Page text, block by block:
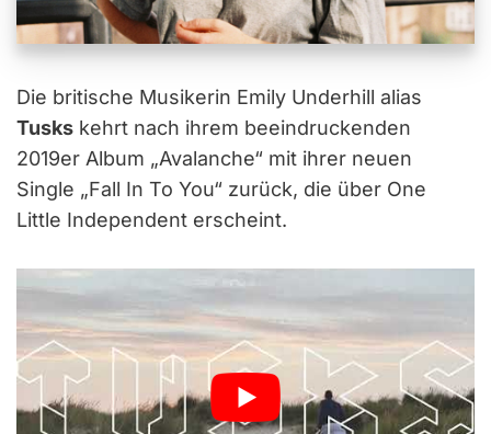
Die britische Musikerin Emily Underhill alias
Tusks kehrt nach ihrem beeindruckenden
2019er Album „Avalanche“ mit ihrer neuen
Single „Fall In To You“ zurück, die über One
Little Independent erscheint.